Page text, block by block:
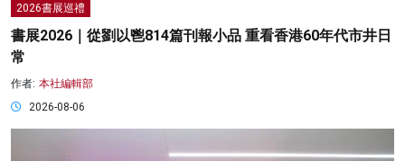
2026書展巡禮
書展2026｜從劉以鬯814篇刊報小品 重看香港60年代市井日
常
作者: 本社編輯部
2026-08-06